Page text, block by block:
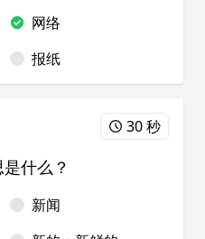
网络
报纸
30 秒
什么？
新闻